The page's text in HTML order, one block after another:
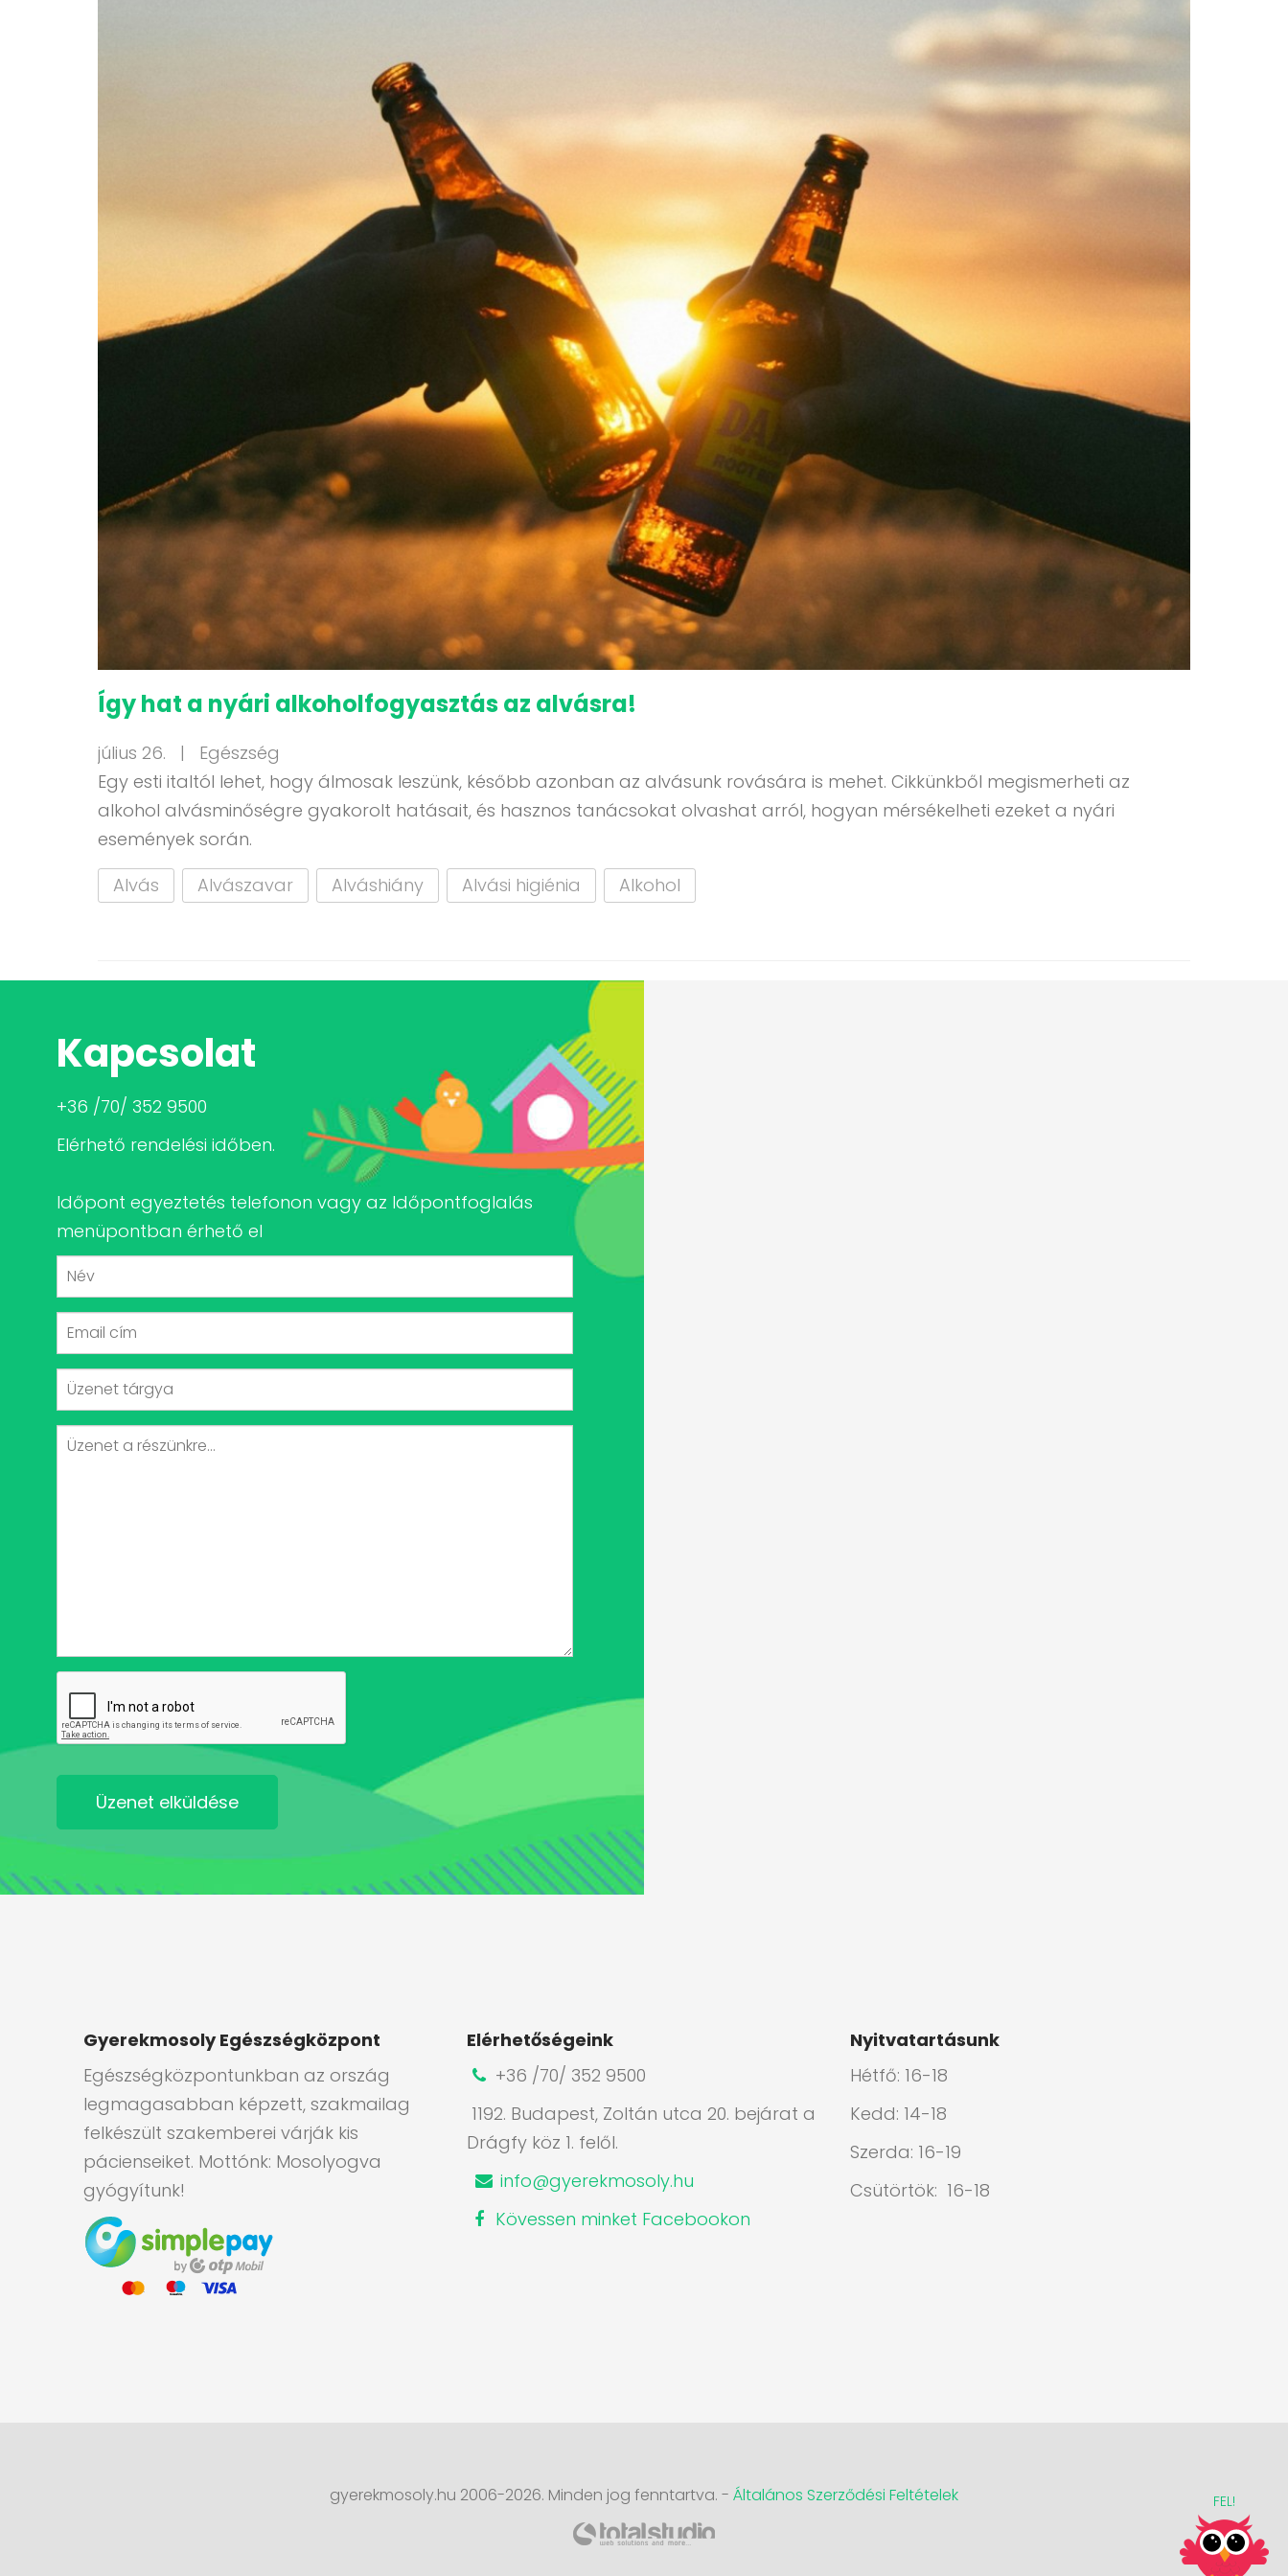
FEL!
Így hat a nyári alkoholfogyasztás az alvásra!
július 26. | Egészség
Egy esti italtól lehet, hogy álmosak leszünk, később azonban az alvásunk rovására is mehet. Cikkünkből megismerheti az
alkohol alvásminőségre gyakorolt hatásait, és hasznos tanácsokat olvashat arról, hogyan mérsékelheti ezeket a nyári
események során.
Alvás
Alvászavar Alváshiány Alvási higiénia Alkohol
Kapcsolat
+36 /70/ 352 9500
Elérhető rendelési időben.
Időpont egyeztetés telefonon vagy az Időpontfoglalás
menüpontban érhető el
Üzenet elküldése
Gyerekmosoly Egészségközpont
Egészségközpontunkban az ország
legmagasabban képzett, szakmailag
felkészült szakemberei várják kis
pácienseiket. Mottónk: Mosolyogva
gyógyítunk!
Elérhetőségeink
+36 /70/ 352 9500
1192. Budapest, Zoltán utca 20. bejárat a
Drágfy köz 1. felől.
info@gyerekmosoly.hu
Kövessen minket Facebookon
Nyitvatartásunk
Hétfő: 16-18
Kedd: 14-18
Szerda: 16-19
Csütörtök: 16-18
gyerekmosoly.hu 2006-2026. Minden jog fenntartva. - Általános Szerződési Feltételek